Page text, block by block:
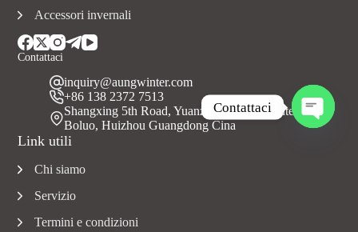
Contattaci
inquiry@aungwinter.com
+86 138 2372 7513
Shangxing 5th Road, Yuanzhou Town, Contea di
Boluo, Huizhou Guangdong Cina
Link utili
Chi siamo
Servizio
Termini e condizioni
Accessori invernali
Contattaci